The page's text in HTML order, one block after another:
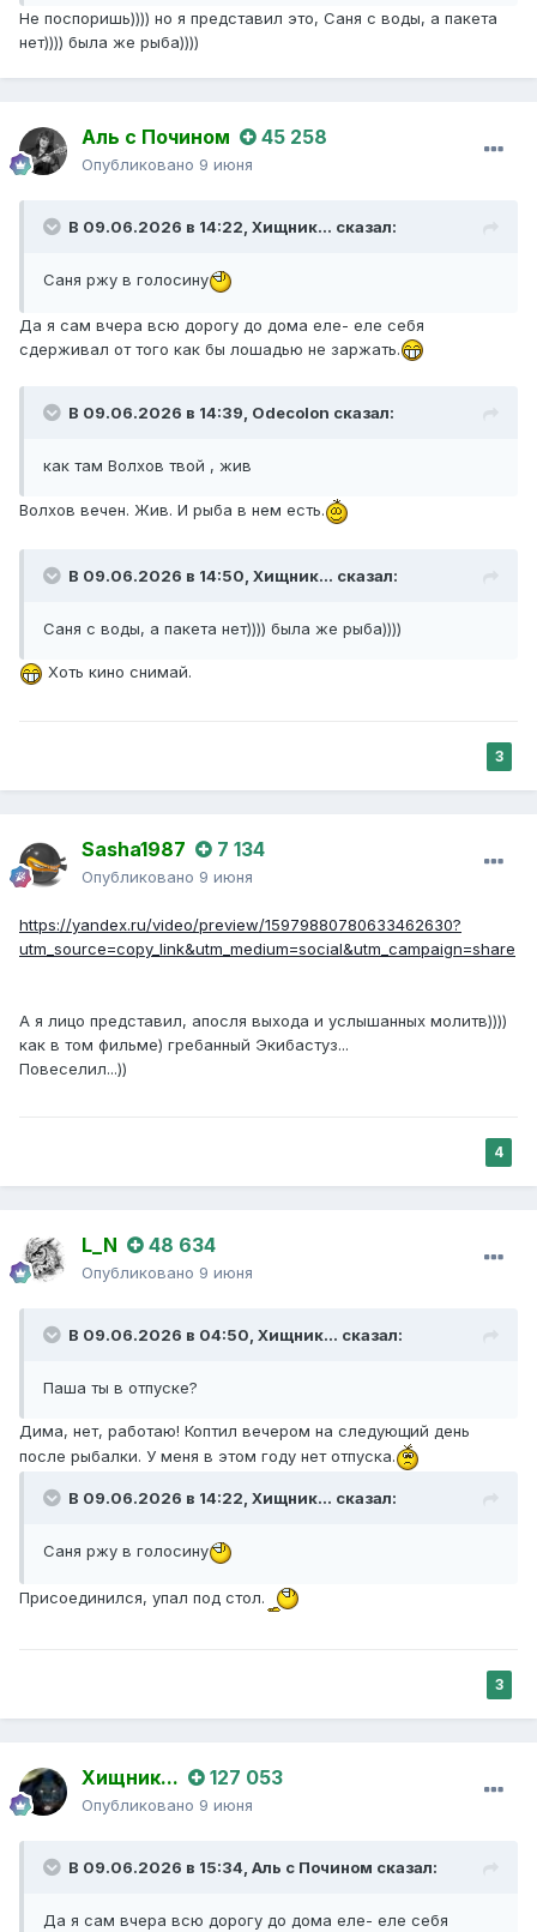
Не поспоришь)))) но я представил это, Саня с воды, а пакета
нет)))) была же рыба))))
Аль с Почином 45 258
Опубликовано 9 июня
В 09.06.2026 в 14:22, Хищник... сказал:
Саня ржу в голосину
Да я сам вчера всю дорогу до дома еле- еле себя
сдерживал от того как бы лошадью не заржать.
В 09.06.2026 в 14:39, Odecolon сказал:
как там Волхов твой , жив
Волхов вечен. Жив. И рыба в нем есть.
В 09.06.2026 в 14:50, Хищник... сказал:
Саня с воды, а пакета нет)))) была же рыба))))
Хоть кино снимай.
3
Sasha1987 7 134
Опубликовано 9 июня
https://yandex.ru/video/preview/15979880780633462630?
utm_source=copy_link&utm_medium=social&utm_campaign=share
А я лицо представил, апосля выхода и услышанных молитв))))
как в том фильме) гребанный Экибастуз...
Повеселил...))
4
L_N 48 634
Опубликовано 9 июня
В 09.06.2026 в 04:50, Хищник... сказал:
Паша ты в отпуске?
Дима, нет, работаю! Коптил вечером на следующий день
после рыбалки. У меня в этом году нет отпуска.
В 09.06.2026 в 14:22, Хищник... сказал:
Саня ржу в голосину
Присоединился, упал под стол.
3
Хищник... 127 053
Опубликовано 9 июня
В 09.06.2026 в 15:34, Аль с Почином сказал:
Да я сам вчера всю дорогу до дома еле- еле себя